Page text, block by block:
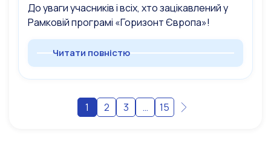
До уваги учасників і всіх, хто зацікавлений у
Рамковій програмі «Горизонт Європа»!
Читати повністю
1 2 3 … 15